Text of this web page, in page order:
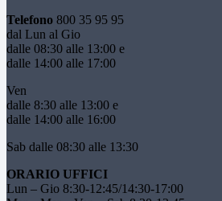
Telefono 800 35 95 95
dal Lun al Gio
dalle 08:30 alle 13:00 e
dalle 14:00 alle 17:00
Ven
dalle 8:30 alle 13:00 e
dalle 14:00 alle 16:00
Sab dalle 08:30 alle 13:30
ORARIO UFFICI
Lun – Gio 8:30-12:45/14:30-17:00